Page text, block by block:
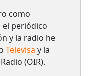
como
el periódico
y la radio he
Televisa y la
(OIR).